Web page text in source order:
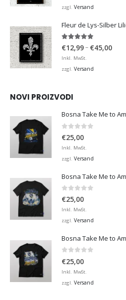
zzgl. Versand
Fleur de Lys-Silber
4.95von 5
€12,99– €45,00
Inkl. MwSt.
zzgl. Versand
NOVI PROIZVODI
Bosna Take Me to
€25,00
Inkl. MwSt.
zzgl. Versand
Bosna Take Me to
0 von 5
€25,00
Inkl. MwSt.
zzgl. Versand
Bosna Take Me to
€25,00
Inkl. MwSt.
zzgl. Versand